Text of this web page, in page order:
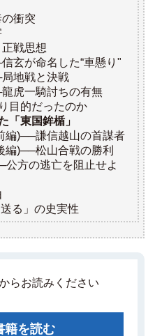
衝突
戦思想
玄が命名した“車懸り"
地戦と決戦
虎一騎討ちの有無
目的だったのか
「東国鉾楯」
編)──謙信越山の首謀者
編)──松山合戦の勝利
方の逃亡を阻止せよ
る」の史実性
らお読みください
籍を読む